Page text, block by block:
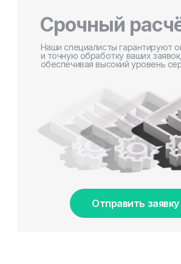
Срочный
Наши специалисты гарантируют
и точную обработку ваших заявок,
обеспечивая высокий уровень
Отправить заявку